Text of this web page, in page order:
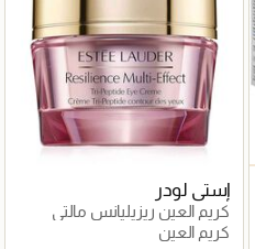
إستي لودر
كريم العين ريزيليانس مالتي
إفيكت بثلاثي الببتيد 15 ملل
كريم العين